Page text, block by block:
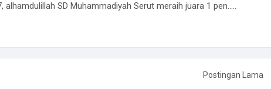
alhamdulillah SD Muhammadiyah Serut meraih juara 1 pen.....
Postingan Lama